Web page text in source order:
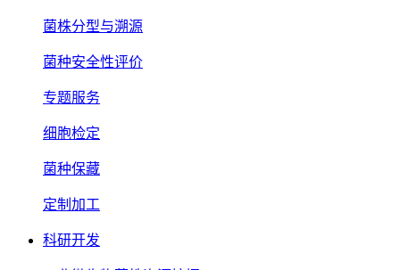
菌株分型与溯源
菌种安全性评价
专题服务
细胞检定
菌种保藏
定制加工
科研开发